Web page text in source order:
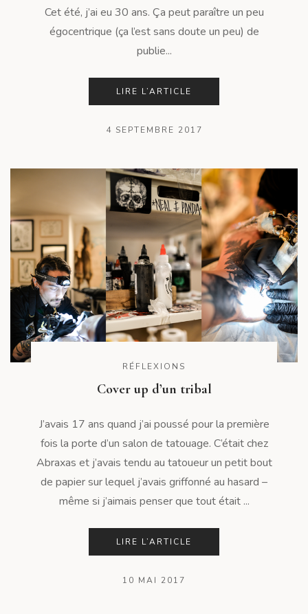
Cet été, j’ai eu 30 ans. Ça peut paraître un peu
égocentrique (ça l’est sans doute un peu) de
publie...
LIRE L’ARTICLE
4 SEPTEMBRE 2017
RÉFLEXIONS
Cover up d’un tribal
J’avais 17 ans quand j’ai poussé pour la première
fois la porte d’un salon de tatouage. C’était chez
Abraxas et j’avais tendu au tatoueur un petit bout
de papier sur lequel j’avais griffonné au hasard –
même si j’aimais penser que tout était ...
LIRE L’ARTICLE
10 MAI 2017